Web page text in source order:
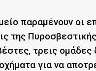
παραμένουν οι
της
τρεις ομάδες
για να